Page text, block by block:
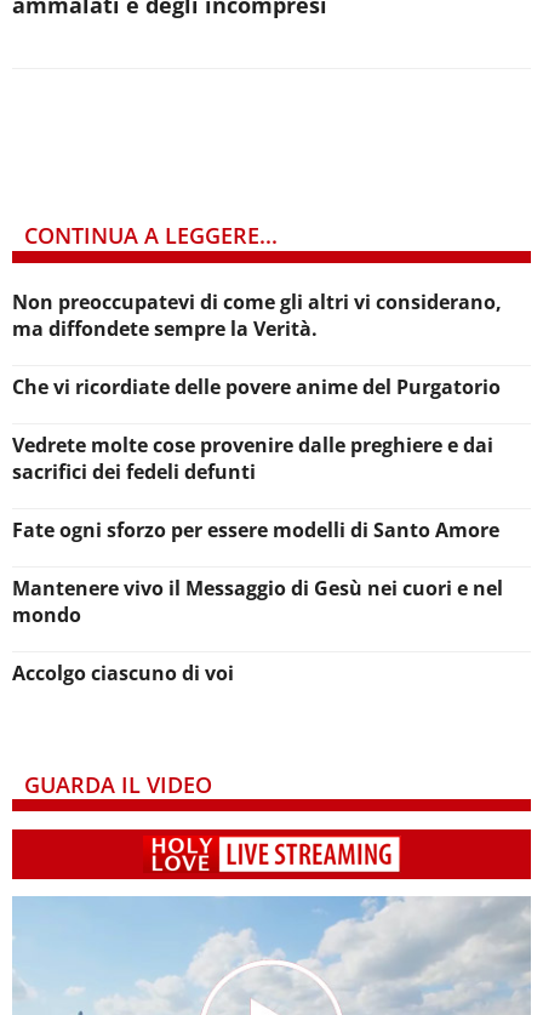
CONTINUA A LEGGERE...
Non preoccupatevi di come gli altri vi considerano,
ma diffondete sempre la Verità.
Che vi ricordiate delle povere anime del Purgatorio
Vedrete molte cose provenire dalle preghiere e dai
sacrifici dei fedeli defunti
Fate ogni sforzo per essere modelli di Santo Amore
Mantenere vivo il Messaggio di Gesù nei cuori e nel
mondo
Accolgo ciascuno di voi
GUARDA IL VIDEO